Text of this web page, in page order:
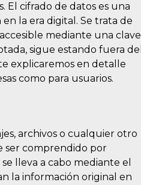
El cifrado de datos es una
la era digital. Se trata de
mediante una clave
sigue estando fuera del
explicaremos en detalle
como para usuarios.
archivos o cualquier otro
ser comprendido por
lleva a cabo mediante el
la información original en